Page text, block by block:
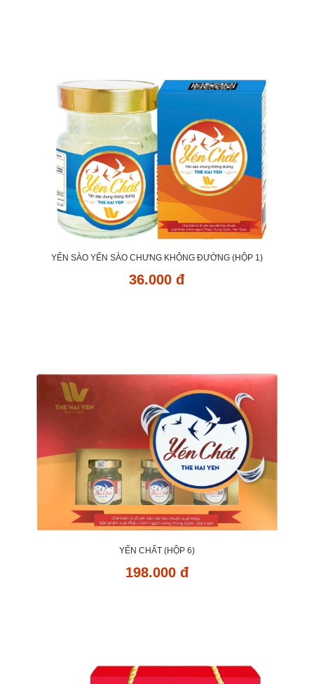
YẾN SÀO YẾN SÀO CHƯNG KHÔNG ĐƯỜNG (HỘP 1)
36.000 đ
YẾN CHẤT (HỘP 6)
198.000 đ